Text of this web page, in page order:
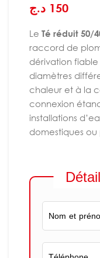
150 د.ج
Le Té réduit 50/
raccord de
dérivation fiable
diamètres
chaleur et à la
connexion
installations
domestiques ou